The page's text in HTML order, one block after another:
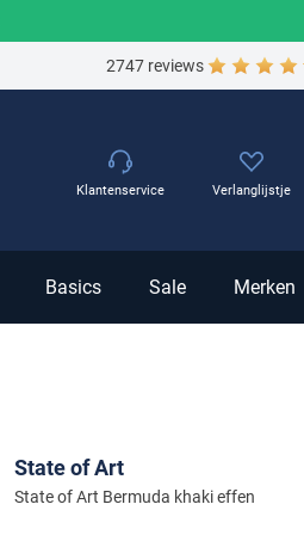
2747 reviews
Basics Sale Merken
Klantenservice Verlanglijstje
State of Art
State of Art Bermuda khaki effen